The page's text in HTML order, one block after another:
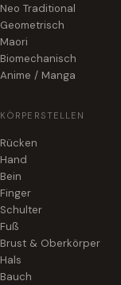
Neo Traditional
Geometrisch
Maori
Biomechanisch
Anime / Manga
KÖRPERSTELLEN
Rücken
Hand
Bein
Finger
Schulter
Fuß
Brust & Oberkörper
Hals
Bauch